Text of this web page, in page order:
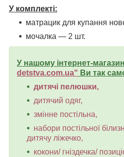
У комплекті:
матрацик для купання
мочалка — 2 шт.
У нашому інтернет-
detstva.com.ua" Ви так
дитячі пелюшки,
дитячий одяг,
змінне постільна,
набори постільної
дитячу ліжечко,
кокони/ гніздечка/